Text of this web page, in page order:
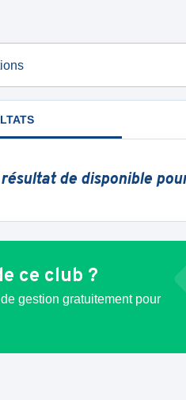
de disponible
ce club ?
gestion gratuitement pour